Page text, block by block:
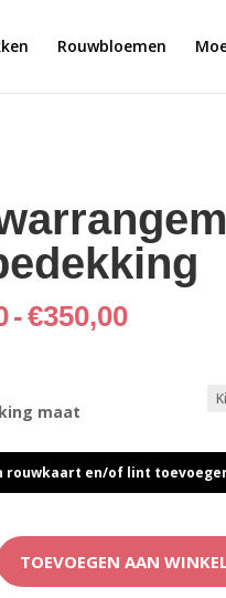
Rouwbloemen
-€350,00
€350,00
maat
rouwkaart en/of lint
TOEVOEGEN AAN